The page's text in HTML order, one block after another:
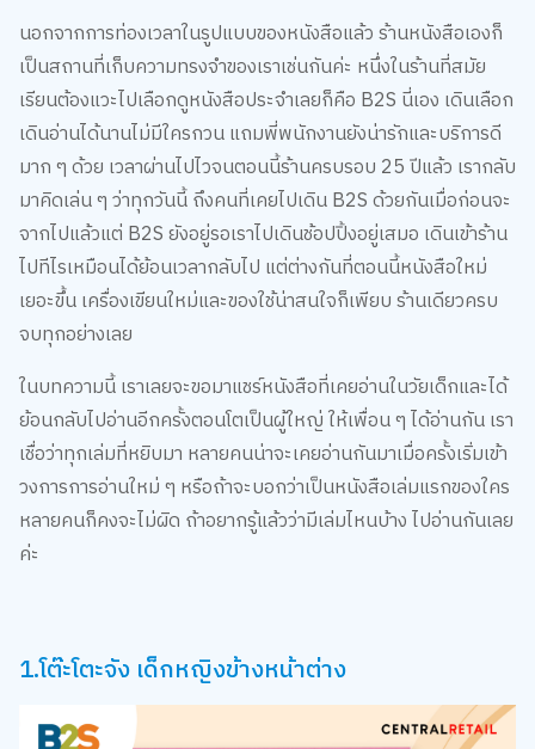
นอกจากการท่องเวลาในรูปแบบของหนังสือแล้ว ร้านหนังสือเองก็
เป็นสถานที่เก็บความทรงจำของเราเช่นกันค่ะ หนึ่งในร้านที่สมัย
เรียนต้องแวะไปเลือกดูหนังสือประจำเลยก็คือ B2S นี่เอง เดินเลือก
เดินอ่านได้นานไม่มีใครกวน แถมพี่พนักงานยังน่ารักและบริการดี
มาก ๆ ด้วย เวลาผ่านไปไวจนตอนนี้ร้านครบรอบ 25 ปีแล้ว เรากลับ
มาคิดเล่น ๆ ว่าทุกวันนี้ ถึงคนที่เคยไปเดิน B2S ด้วยกันเมื่อก่อนจะ
จากไปแล้วแต่ B2S ยังอยู่รอเราไปเดินช้อปปิ้งอยู่เสมอ เดินเข้าร้าน
ไปทีไรเหมือนได้ย้อนเวลากลับไป แต่ต่างกันที่ตอนนี้หนังสือใหม่
เยอะขึ้น เครื่องเขียนใหม่และของใช้น่าสนใจก็เพียบ ร้านเดียวครบ
จบทุกอย่างเลย
ในบทความนี้ เราเลยจะขอมาแชร์หนังสือที่เคยอ่านในวัยเด็กและได้
ย้อนกลับไปอ่านอีกครั้งตอนโตเป็นผู้ใหญ่ ให้เพื่อน ๆ ได้อ่านกัน เรา
เชื่อว่าทุกเล่มที่หยิบมา หลายคนน่าจะเคยอ่านกันมาเมื่อครั้งเริ่มเข้า
วงการการอ่านใหม่ ๆ หรือถ้าจะบอกว่าเป็นหนังสือเล่มแรกของใคร
หลายคนก็คงจะไม่ผิด ถ้าอยากรู้แล้วว่ามีเล่มไหนบ้าง ไปอ่านกันเลย
ค่ะ
1.โต๊ะโตะจัง เด็กหญิงข้างหน้าต่าง